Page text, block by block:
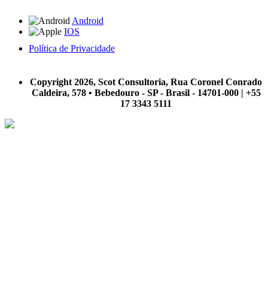
Android
IOS
Política de Privacidade
Copyright 2026, Scot Consultoria, Rua Coronel Conrado
Caldeira, 578 • Bebedouro - SP - Brasil - 14701-000 | +55
17 3343 5111